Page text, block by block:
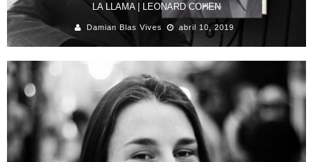
LA LLAMA | LEONARD COHEN
Damian Blas Vives abril 10, 2019